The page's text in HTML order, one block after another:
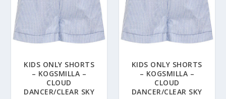
KIDS ONLY SHORTS
– KOGSMILLA –
CLOUD
DANCER/CLEAR SKY
KIDS ONLY SHORTS
– KOGSMILLA –
CLOUD
DANCER/CLEAR SKY